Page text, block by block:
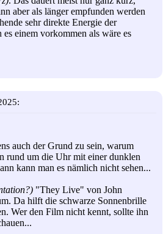
aber als länger empfunden werden
sehr direkte Energie der
einem vorkommen als wäre es
auch der Grund zu sein, warum
rund um die Uhr mit einer dunklen
kann man es nämlich nicht sehen...
"They Live" von John
Da hilft die schwarze Sonnenbrille
Wer den Film nicht kennt, sollte ihn